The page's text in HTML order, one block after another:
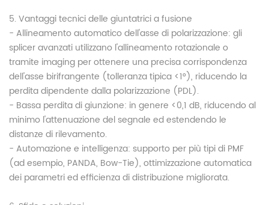
5. Vantaggi tecnici delle giuntatrici a fusione
- Allineamento automatico dell'asse di polarizzazione: gli
splicer avanzati utilizzano l'allineamento rotazionale o
tramite imaging per ottenere una precisa corrispondenza
dell'asse birifrangente (tolleranza tipica <1°), riducendo la
perdita dipendente dalla polarizzazione (PDL).
- Bassa perdita di giunzione: in genere <0,1 dB, riducendo al
minimo l'attenuazione del segnale ed estendendo le
distanze di rilevamento.
- Automazione e intelligenza: supporto per più tipi di PMF
(ad esempio, PANDA, Bow-Tie), ottimizzazione automatica
dei parametri ed efficienza di distribuzione migliorata.